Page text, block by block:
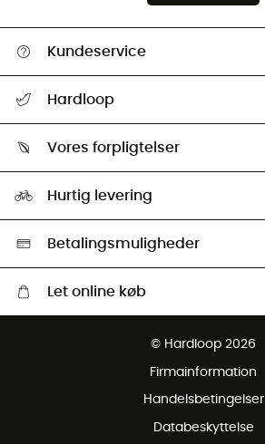
Kundeservice
Returnering & Tilbagebetaling
Hardloop
Our ambassadors
Vores forpligtelser
HardGreen Udvalg
Hurtig levering
Betalingsmuligheder
Let online køb
© Hardloop 2026
Firmainformation
Handelsbetingelser
Databeskyttelse